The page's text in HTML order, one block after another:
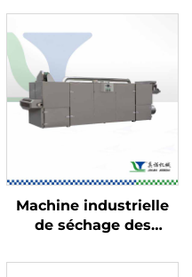
Machine industrielle
de séchage des